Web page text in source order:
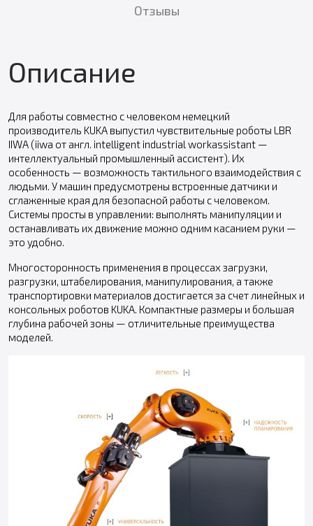
Отзывы
Описание
Для работы совместно с человеком немецкий
производитель KUKA выпустил чувствительные роботы LBR
IIWA (iiwa от англ. intelligent industrial workassistant —
интеллектуальный промышленный ассистент). Их
особенность — возможность тактильного взаимодействия с
людьми. У машин предусмотрены встроенные датчики и
сглаженные края для безопасной работы с человеком.
Системы просты в управлении: выполнять манипуляции и
останавливать их движение можно одним касанием руки —
это удобно.
Многосторонность применения в процессах загрузки,
разгрузки, штабелирования, манипулирования, а также
транспортировки материалов достигается за счет линейных и
консольных роботов KUKA. Компактные размеры и большая
глубина рабочей зоны — отличительные преимущества
моделей.